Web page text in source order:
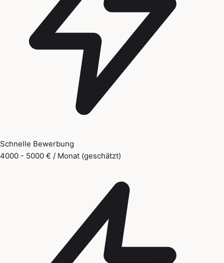
Schnelle Bewerbung
4000 - 5000 € / Monat (geschätzt)